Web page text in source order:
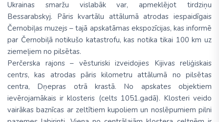
Ukrainas smaržu vislabāk var, apmeklējot tirdziņu
Bessarabskyj. Pāris kvartālu attālumā atrodas iespaidīgais
Černobiļas muzejs – tajā apskatāmas ekspozīcijas, kas informē
par Černobiļā notikušo katastrofu, kas notika tikai 100 km uz
ziemeļiem no pilsētas.
Perčerska rajons – vēsturiski izveidojies Kijivas reliģiskais
centrs, kas atrodas pāris kilometru attālumā no pilsētas
centra, Dņepras otrā krastā. No apskates objektiem
ievērojamākais ir klosteris (celts 1051.gadā). Klosteri veido
vairākas baznīcas ar zeltītiem kupoliem un noslēpumiem pilni